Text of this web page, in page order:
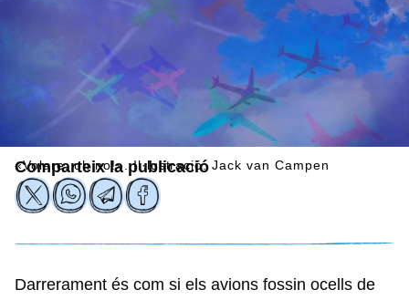
«Volare, oh no!». Il·lustració: Jack van Campen
Comparteix la publicació
Darrerament és com si els avions fossin ocells de